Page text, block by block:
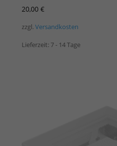
20,00 €
zzgl. Versandkosten
Lieferzeit: 7 - 14 Tage